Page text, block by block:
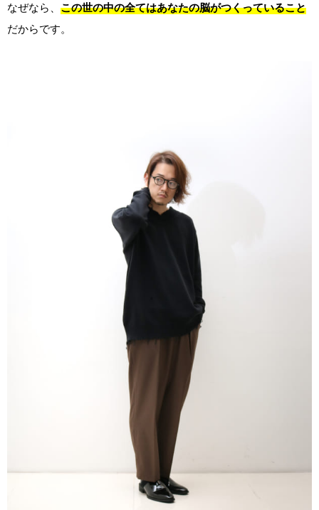
なぜなら、 この世の中の全てはあなたの脳がつくっていること
だからです。